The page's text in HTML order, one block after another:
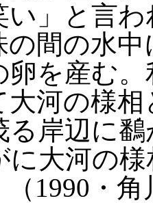
い」と言
の間の水
卵を産む
大河の様
る岸辺に
に大河の
（1990・